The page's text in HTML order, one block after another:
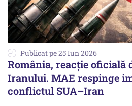
Publicat pe 25 Iun 2026
România, reacție oficială
Iranului. MAE respinge
conflictul SUA–Iran